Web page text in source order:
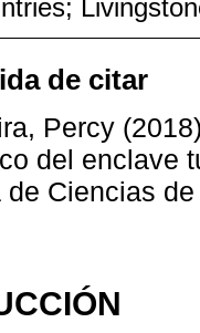
de citar
Percy
del enclave
de Ciencias